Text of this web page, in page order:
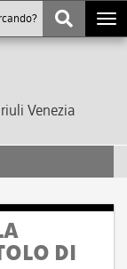
Venezia
DI